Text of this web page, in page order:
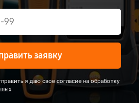
заявку
я даю свое согласие на обработку
.